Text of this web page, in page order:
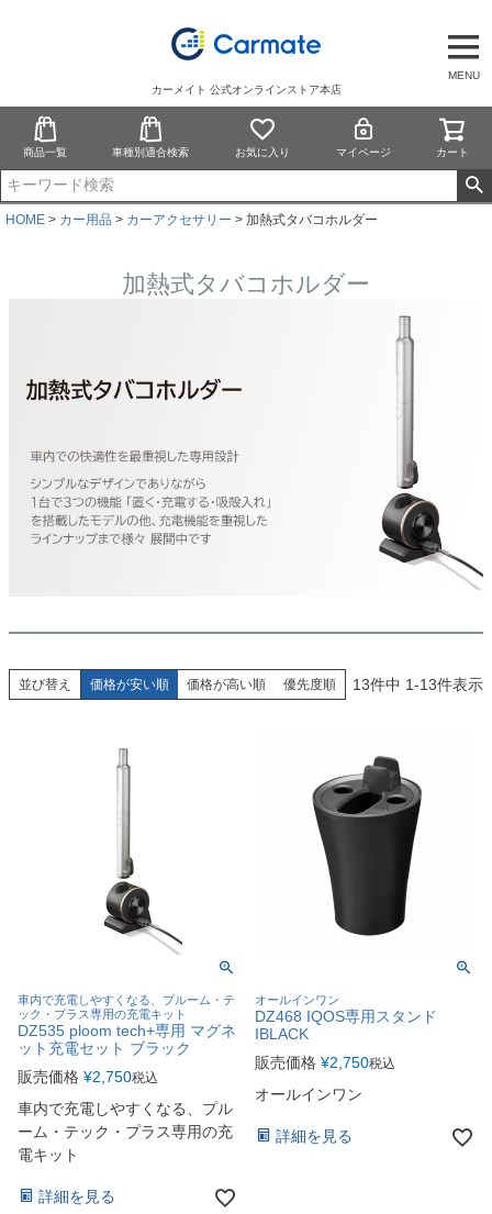
MENU
カーメイト 公式オンラインストア本店
商品一覧 車種別適合検索 お気に入り マイページ カート
HOME カー用品 カーアクセサリー 加熱式タバコホルダー
加熱式タバコホルダー
並び替え 価格が安い順 価格が高い順 優先度順 13件中 1-13件表示
車内で充電しやすくなる、プルーム・テ
ック・プラス専用の充電キット
DZ535 ploom tech+専用 マグネ
ット充電セット ブラック
販売価格 ¥2,750税込
車内で充電しやすくなる、プル
ーム・テック・プラス専用の充
電キット
詳細を見る
オールインワン
DZ468 IQOS専用スタンド
IBLACK
販売価格 ¥2,750税込
オールインワン
詳細を見る